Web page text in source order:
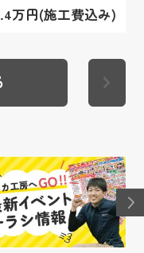
万円(施工費込み)